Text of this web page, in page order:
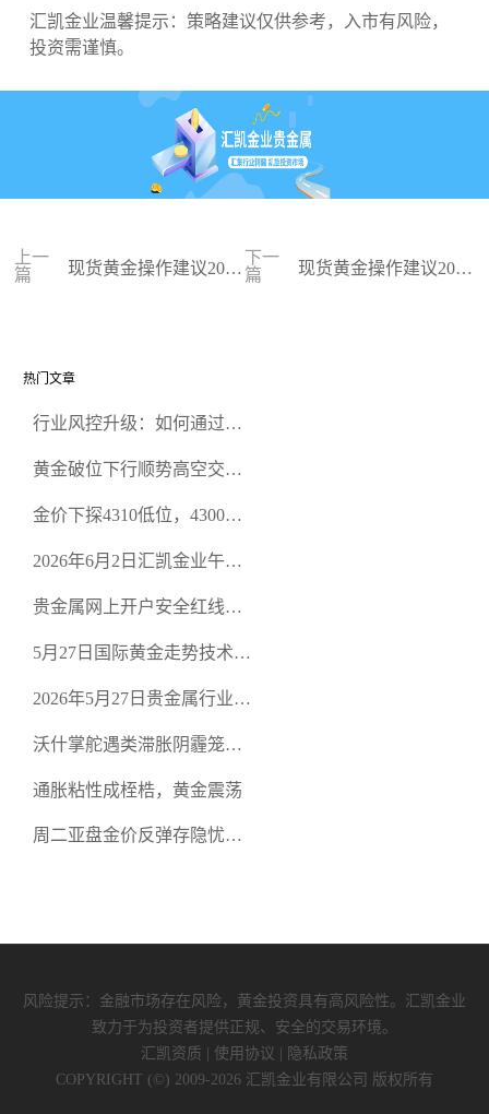
汇凯金业温馨提示：策略建议仅供参考，入市有风险，
投资需谨慎。
上一
篇
现货黄金操作建议2024
下一
篇
现货黄金操作建议2024
热门文章
行业风控升级：如何通过正
规黄金开户交易平台？
黄金破位下行顺势高空交易
金价下探4310低位，4300关
2026年6月2日汇凯金业午盘
空头清算算法如何布防？
贵金属网上开户安全红线：
恶意洗盘陷阱
5月27日国际黄金走势技术盘
规黄金平台全方位行情解析
2026年5月27日贵金属行业新
正规贵金属开户平台迎开户
热潮
沃什掌舵遇类滞胀阴霾笼
通胀粘性成桎梏，黄金震荡
周二亚盘金价反弹存隐忧，
风险提示：金融市场存在风险，黄金投资具有高风险性。汇凯金业
致力于为投资者提供正规、安全的交易环境。
汇凯资质
使用协议
隐私政策
COPYRIGHT (©) 2009-2026 汇凯金业有限公司 版权所有